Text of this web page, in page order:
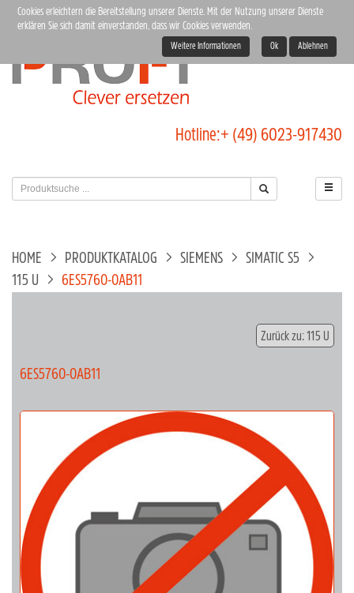
Hotline:+ (49) 6023-917430
HOME PRODUKTKATALOG SIEMENS
SIMATIC S5
115 U
6ES5760-0AB11
Zurück zu: 115 U
6ES5760-0AB11
Cookies erleichtern die Bereitstellung unserer Dienste. Mit der Nutzung unserer Dienste
erklären Sie sich damit einverstanden, dass wir Cookies verwenden.
Weitere Informationen Ok Ablehnen